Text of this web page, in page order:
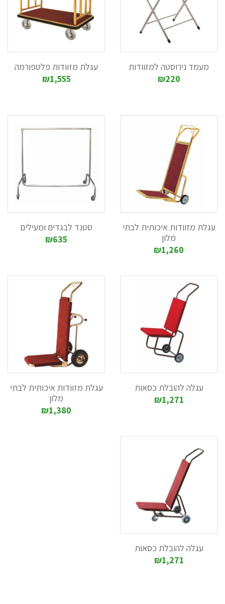
מפלסטיק איכותי או עגלות כביסה מניקל, הכוללות שק ומתאימות
לשינוע כביסה בכמות בינונית. בנוסף, ישנם כלובי כביסה ממתכת
וכן ניתן להוסיף מדפים, בהתאם לצורך. את עגלות הכלוב ניתן
להזמין במס' גדלים, עם דלתות שונות, בהתאם לדרישה.
עגלות בציפוי זהב, אשר מגיעות במגוון גדלים ועיצובים, המביאות
את היוקרה לחדרי האירוח.
העגלה המתאימה ביותר לצרכים שלכם.
מעמד נירוסטה למזוודות
₪220
עגלת מזוודות פלטפורמה
₪1,555
עגלת מזוודות איכותית לבתי
מלון
₪1,260
סטנד לבגדים ומעילים
₪635
עגלה להובלת כסאות
₪1,271
עגלת מזוודות איכותית לבתי
מלון
₪1,380
עגלה להובלת כסאות
₪1,271